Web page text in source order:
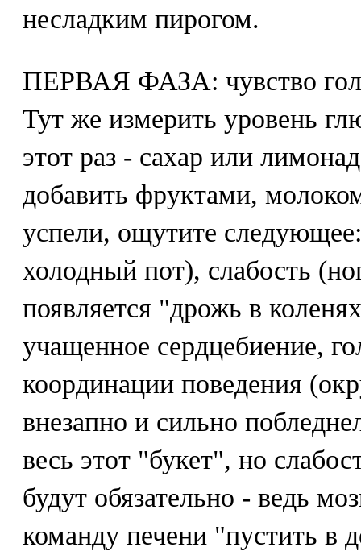
несладким пирогом.
ПЕРВАЯ ФАЗА: чувство
Тут же измерить уровень
этот раз - сахар или
добавить фруктами,
успели, ощутите
холодный пот), слабость
появляется "дрожь в
учащенное сердцебиение,
координации поведения
внезапно и сильно
весь этот "букет", но
будут обязательно - ведь
команду печени "пустить в